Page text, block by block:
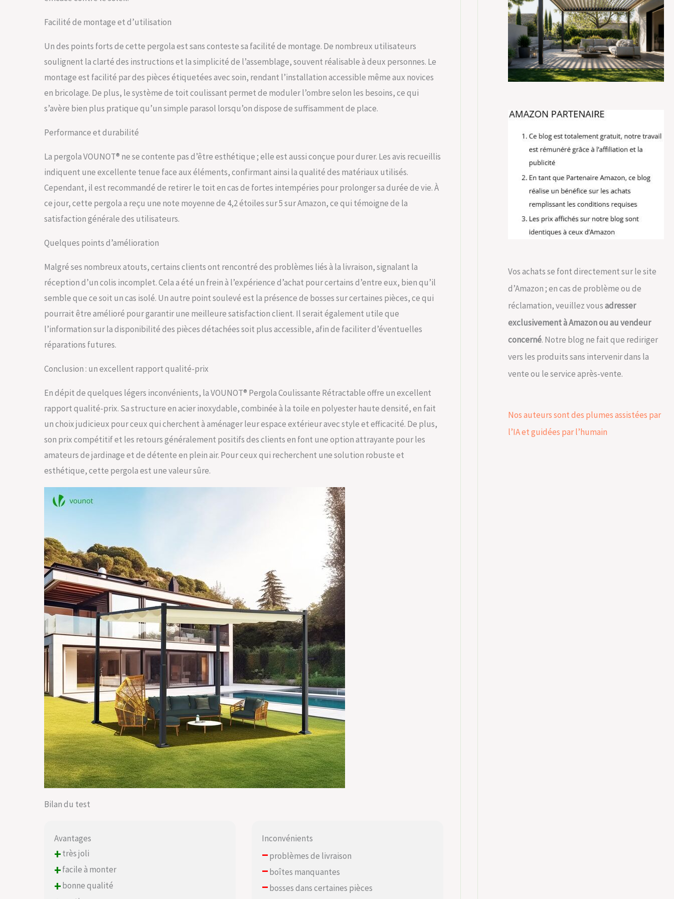
Facilité de montage et d’utilisation
Un des points forts de cette pergola est sans conteste sa facilité de montage. De nombreux utilisateurs
soulignent la clarté des instructions et la simplicité de l’assemblage, souvent réalisable à deux personnes. Le
montage est facilité par des pièces étiquetées avec soin, rendant l’installation accessible même aux novices
en bricolage. De plus, le système de toit coulissant permet de moduler l’ombre selon les besoins, ce qui
s’avère bien plus pratique qu’un simple parasol lorsqu’on dispose de suffisamment de place.
Performance et durabilité
La pergola VOUNOT® ne se contente pas d’être esthétique ; elle est aussi conçue pour durer. Les avis recueillis
indiquent une excellente tenue face aux éléments, confirmant ainsi la qualité des matériaux utilisés.
Cependant, il est recommandé de retirer le toit en cas de fortes intempéries pour prolonger sa durée de vie. À
ce jour, cette pergola a reçu une note moyenne de 4,2 étoiles sur 5 sur Amazon, ce qui témoigne de la
satisfaction générale des utilisateurs.
Quelques points d’amélioration
Malgré ses nombreux atouts, certains clients ont rencontré des problèmes liés à la livraison, signalant la
réception d’un colis incomplet. Cela a été un frein à l’expérience d’achat pour certains d’entre eux, bien qu’il
semble que ce soit un cas isolé. Un autre point soulevé est la présence de bosses sur certaines pièces, ce qui
pourrait être amélioré pour garantir une meilleure satisfaction client. Il serait également utile que
l’information sur la disponibilité des pièces détachées soit plus accessible, afin de faciliter d’éventuelles
réparations futures.
Conclusion : un excellent rapport qualité-prix
En dépit de quelques légers inconvénients, la VOUNOT® Pergola Coulissante Rétractable offre un excellent
rapport qualité-prix. Sa structure en acier inoxydable, combinée à la toile en polyester haute densité, en fait
un choix judicieux pour ceux qui cherchent à aménager leur espace extérieur avec style et efficacité. De plus,
son prix compétitif et les retours généralement positifs des clients en font une option attrayante pour les
amateurs de jardinage et de détente en plein air. Pour ceux qui recherchent une solution robuste et
esthétique, cette pergola est une valeur sûre.
Bilan du test
Avantages
+très joli
+facile à monter
+bonne qualité
Inconvénients
–problèmes de livraison
–boîtes manquantes
–bosses dans certaines pièces
Vos achats se font directement sur le site
d’Amazon ; en cas de problème ou de
réclamation, veuillez vousadresser
exclusivement à Amazon ou au vendeur
concerné. Notre blog ne fait que rediriger
vers les produits sans intervenir dans la
vente ou le service après-vente.
Nos auteurs sont des plumes assistées par
l’IA et guidées par l’humain